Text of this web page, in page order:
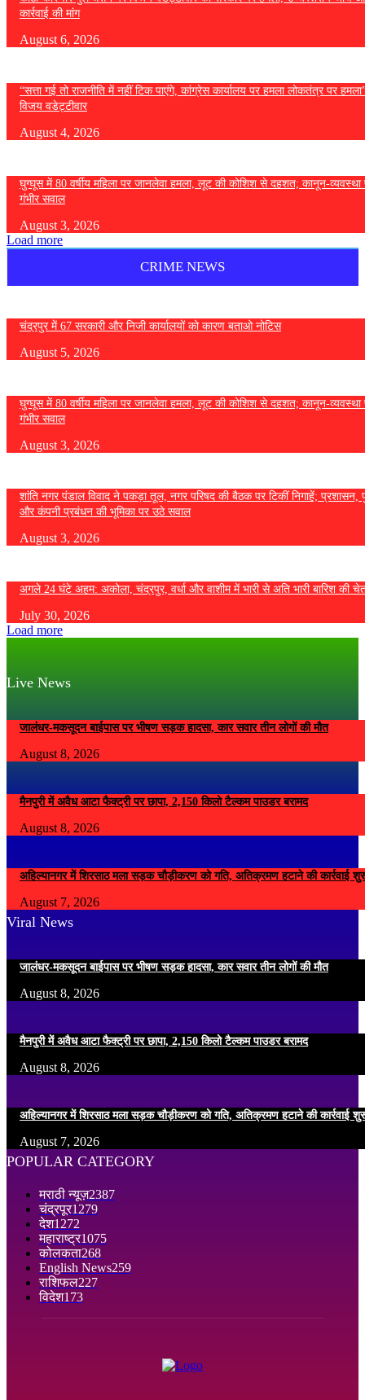
कार्रवाई की मांग
August 6, 2026
“सत्ता गई तो राजनीति में नहीं टिक पाएंगे, कांग्रेस कार्यालय पर हमला लोकतंत्र पर
विजय वडेट्टीवार
August 4, 2026
घुग्घूस में 80 वर्षीय महिला पर जानलेवा हमला, लूट की कोशिश से दहशत; कानून-व्यवस्था
गंभीर सवाल
August 3, 2026
Load more
CRIME NEWS
चंद्रपुर में 67 सरकारी और निजी कार्यालयों को कारण बताओ नोटिस
August 5, 2026
घुग्घूस में 80 वर्षीय महिला पर जानलेवा हमला, लूट की कोशिश से दहशत; कानून-व्यवस्था
गंभीर सवाल
August 3, 2026
शांति नगर पंडाल विवाद ने पकड़ा तूल, नगर परिषद की बैठक पर टिकीं निगाहें; प्रशासन,
और कंपनी प्रबंधन की भूमिका पर उठे सवाल
August 3, 2026
अगले 24 घंटे अहम: अकोला, चंद्रपुर, वर्धा और वाशीम में भारी से अति भारी बारिश की
July 30, 2026
Load more
Live News
जालंधर-मकसूदन बाईपास पर भीषण सड़क हादसा, कार सवार तीन लोगों की मौत
August 8, 2026
मैनपुरी में अवैध आटा फैक्ट्री पर छापा, 2,150 किलो टैल्कम पाउडर बरामद
August 8, 2026
अहिल्यानगर में शिरसाठ मला सड़क चौड़ीकरण को गति, अतिक्रमण हटाने की कार्रवाई
August 7, 2026
Viral News
जालंधर-मकसूदन बाईपास पर भीषण सड़क हादसा, कार सवार तीन लोगों की मौत
August 8, 2026
मैनपुरी में अवैध आटा फैक्ट्री पर छापा, 2,150 किलो टैल्कम पाउडर बरामद
August 8, 2026
अहिल्यानगर में शिरसाठ मला सड़क चौड़ीकरण को गति, अतिक्रमण हटाने की कार्रवाई
August 7, 2026
POPULAR CATEGORY
मराठी न्यूज़2387
चंद्रपूर1279
देश1272
महाराष्ट्र1075
कोलकता268
English News259
राशिफल227
विदेश173